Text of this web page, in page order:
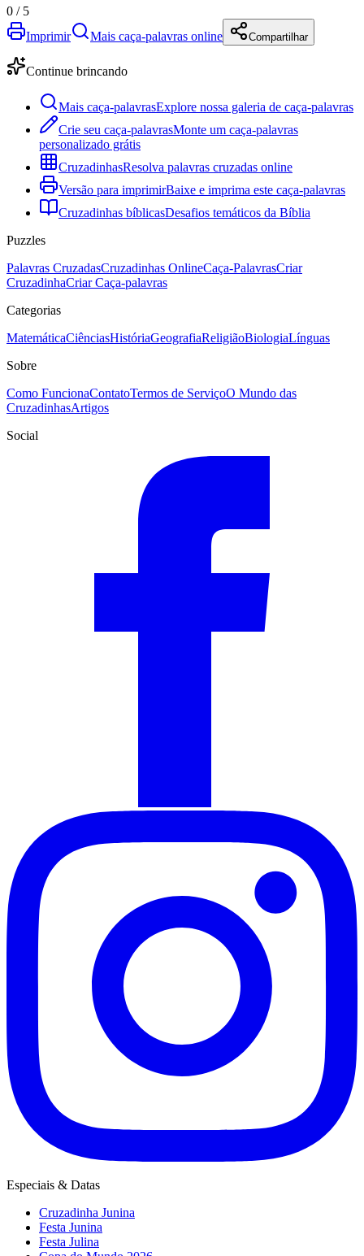
0 / 5
Imprimir
Mais caça-palavras online Compartilhar
Continue brincando
Mais caça-palavrasExplore nossa galeria de caça-palavras
Crie seu caça-palavrasMonte um caça-palavras
personalizado grátis
CruzadinhasResolva palavras cruzadas online
Versão para imprimirBaixe e imprima este caça-palavras
Cruzadinhas bíblicasDesafios temáticos da Bíblia
Puzzles
Palavras CruzadasCruzadinhas OnlineCaça-PalavrasCriar
CruzadinhaCriar Caça-palavras
Categorias
MatemáticaCiênciasHistóriaGeografiaReligiãoBiologiaLínguas
Sobre
Como FuncionaContatoTermos de ServiçoO Mundo das
CruzadinhasArtigos
Social
Especiais & Datas
Cruzadinha Junina
Festa Junina
Festa Julina